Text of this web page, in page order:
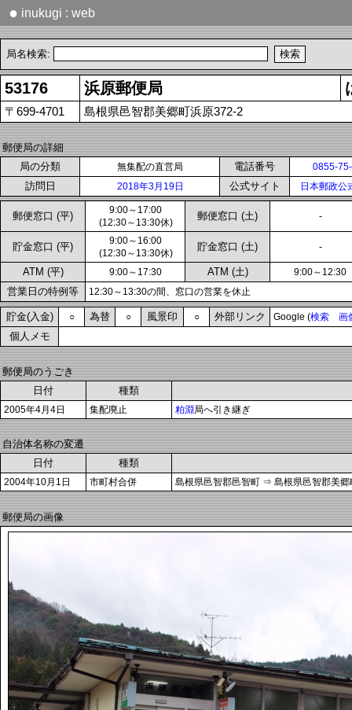
● inukugi : web
局名検索:
53176 浜原郵便局
〒699-4701 島根県邑智郡美郷町浜原372-2
郵便局の詳細
局の分類
無集配の直営局 電話番号 0855-
訪問日 2018年3月19日 公式サイト 日本郵政公
郵便窓口 (平)
9:00～17:00
(12:30～13:30休)
郵便窓口 (土) -
貯金窓口 (平)
9:00～16:00
(12:30～13:30休)
貯金窓口 (土) -
ATM (平) 9:00～17:30 ATM (土) 9:00～12:30
営業日の特例等 12:30～13:30の間、窓口の営業を休止
貯金(入金) ○ 為替 ○ 風景印 ○ 外部リンク Google (検索 画
個人メモ
郵便局のうごき
日付
種類
2005年4月4日 集配廃止 粕淵局へ引き継ぎ
自治体名称の変遷
日付
種類
2004年10月1日 市町村合併 島根県邑智郡邑智町 ⇒ 島根県邑智郡美郷
郵便局の画像